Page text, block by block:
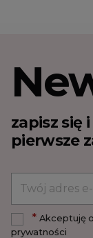
zapisz się
pierwsze
*Akceptuję
prywatności